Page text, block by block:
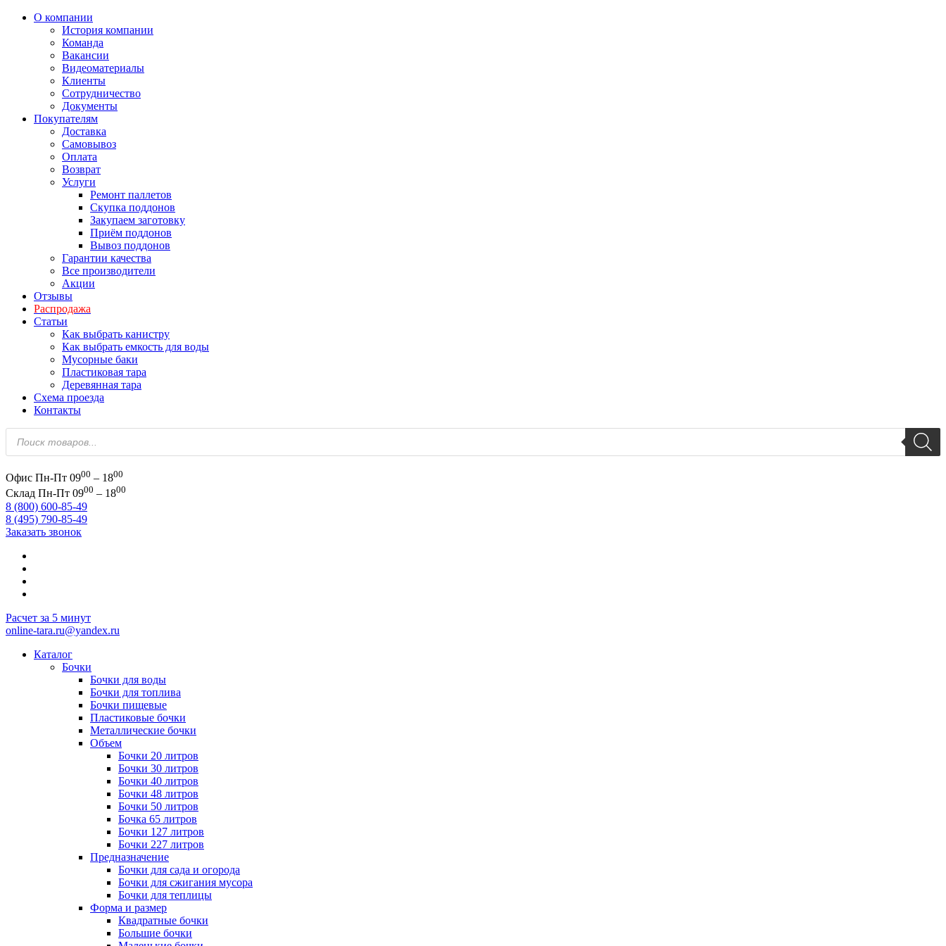
О компании
История компании
Команда
Вакансии
Видеоматериалы
Клиенты
Сотрудничество
Документы
Покупателям
Доставка
Самовывоз
Оплата
Возврат
Услуги
Ремонт паллетов
Скупка поддонов
Закупаем заготовку
Приём поддонов
Вывоз поддонов
Гарантии качества
Все производители
Акции
Отзывы
Распродажа
Статьи
Как выбрать канистру
Как выбрать емкость для воды
Мусорные баки
Пластиковая тара
Деревянная тара
Схема проезда
Контакты
Поиск
товаров
Офис Пн-Пт 0900 – 1800
Склад Пн-Пт 0900 – 1800
8 (800) 600-85-49
8 (495) 790-85-49
Заказать звонок
Расчет за 5 минут
online-tara.ru@yandex.ru
Каталог
Бочки
Бочки для воды
Бочки для топлива
Бочки пищевые
Пластиковые бочки
Металлические бочки
Объем
Бочки 20 литров
Бочки 30 литров
Бочки 40 литров
Бочки 48 литров
Бочки 50 литров
Бочка 65 литров
Бочки 127 литров
Бочки 227 литров
Предназначение
Бочки для сада и огорода
Бочки для сжигания мусора
Бочки для теплицы
Форма и размер
Квадратные бочки
Большие бочки